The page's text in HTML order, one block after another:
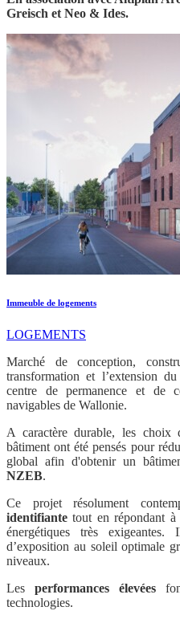
Greisch et Neo & Ides.
Immeuble de logements
LOGEMENTS
Marché de conception,
transformation et l’extension
centre de permanence et de
navigables de Wallonie.
A caractère durable, les choix
bâtiment ont été pensés pour
global afin d'obtenir un
NZEB.
Ce projet résolument
identifiante tout en répondant à
énergétiques très
d’exposition au soleil optimale
niveaux.
Lesperformances élevées
technologies.